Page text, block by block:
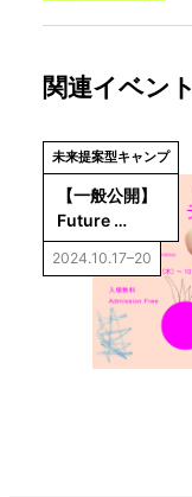
関連イベント
未来提案型キャンプ
【一般公開】
Future
Ideations
Camp
Vol.4「生態系
をデータとし
てとらえる／
表現する」成
2024.10.17–20